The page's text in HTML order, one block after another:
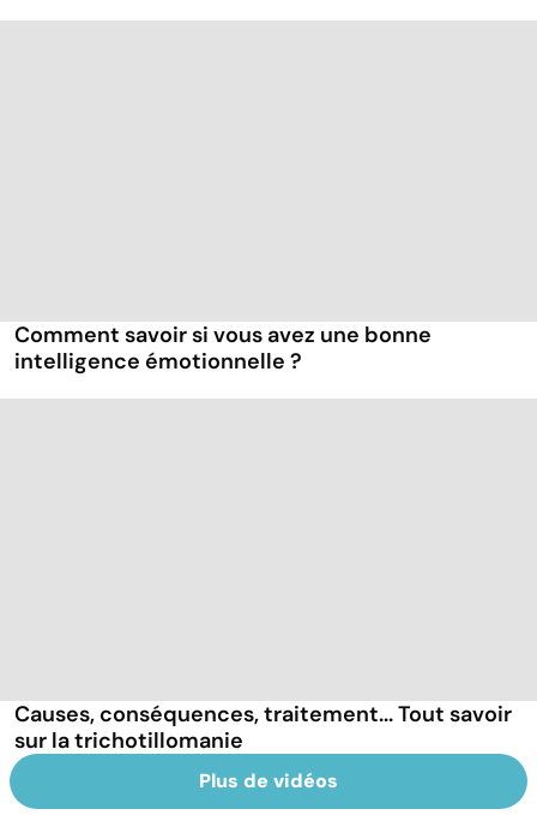
Comment savoir si vous avez une bonne
intelligence émotionnelle ?
Causes, conséquences, traitement... Tout savoir
sur la trichotillomanie
Plus de vidéos